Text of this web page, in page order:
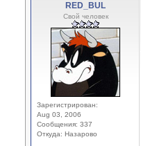
RED_BUL
Свой человек
Зарегистрирован:
Aug 03, 2006
Сообщения: 337
Откуда: Назарово